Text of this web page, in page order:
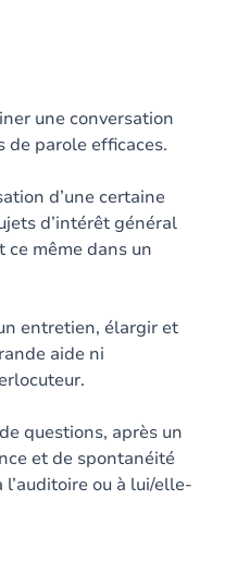
une conversation
de parole efficaces.
d’une certaine
d’intérêt général
même dans un
entretien, élargir et
aide ni
questions, après un
et de spontanéité
ou à lui/elle-